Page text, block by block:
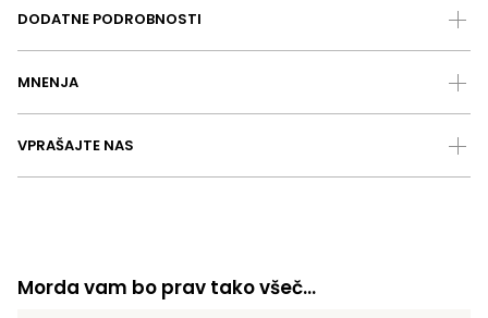
DODATNE PODROBNOSTI
MNENJA
VPRAŠAJTE NAS
Morda vam bo prav tako všeč…